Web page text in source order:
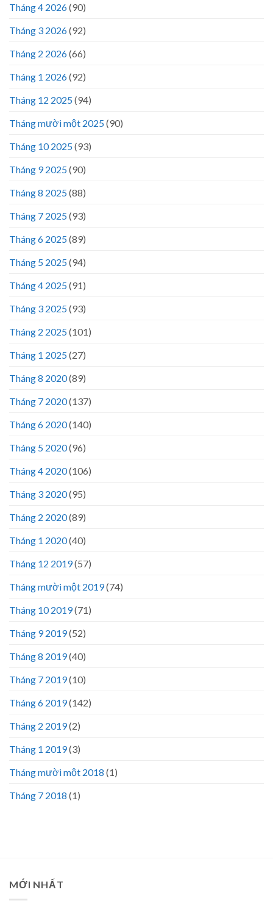
Tháng 4 2026(90)
Tháng 3 2026(92)
Tháng 2 2026(66)
Tháng 1 2026(92)
Tháng 12 2025(94)
Tháng mười một 2025(90)
Tháng 10 2025(93)
Tháng 9 2025(90)
Tháng 8 2025(88)
Tháng 7 2025(93)
Tháng 6 2025(89)
Tháng 5 2025(94)
Tháng 4 2025(91)
Tháng 3 2025(93)
Tháng 2 2025(101)
Tháng 1 2025(27)
Tháng 8 2020(89)
Tháng 7 2020(137)
Tháng 6 2020(140)
Tháng 5 2020(96)
Tháng 4 2020(106)
Tháng 3 2020(95)
Tháng 2 2020(89)
Tháng 1 2020(40)
Tháng 12 2019(57)
Tháng mười một 2019(74)
Tháng 10 2019(71)
Tháng 9 2019(52)
Tháng 8 2019(40)
Tháng 7 2019(10)
Tháng 6 2019(142)
Tháng 2 2019(2)
Tháng 1 2019(3)
Tháng mười một 2018 (1)
Tháng 7 2018 (1)
MỚI NHẤT